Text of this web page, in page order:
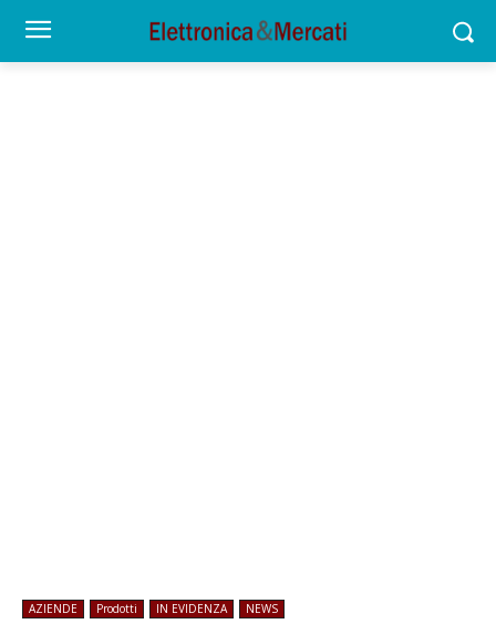
AZIENDE Prodotti IN EVIDENZA NEWS